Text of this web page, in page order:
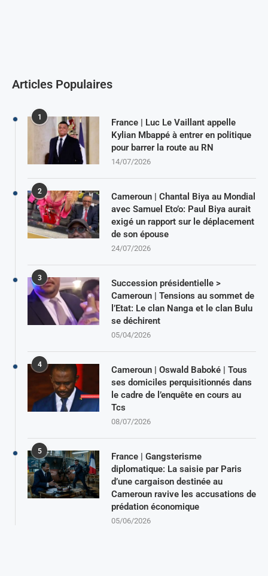
Articles Populaires
1
France | Luc Le Vaillant appelle
Kylian Mbappé à entrer en politique
pour barrer la route au RN
14/07/2026
2
Cameroun | Chantal Biya au Mondial
avec Samuel Eto’o: Paul Biya aurait
exigé un rapport sur le déplacement
de son épouse
24/07/2026
3
Succession présidentielle >
Cameroun | Tensions au sommet de
l’Etat: Le clan Nanga et le clan Bulu
se déchirent
05/04/2026
4
Cameroun | Oswald Baboké | Tous
ses domiciles perquisitionnés dans
le cadre de l’enquête en cours au
Tcs
08/07/2026
5
France | Gangsterisme
diplomatique: La saisie par Paris
d’une cargaison destinée au
Cameroun ravive les accusations de
prédation économique
05/06/2026